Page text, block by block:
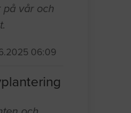
på vår och
06:09